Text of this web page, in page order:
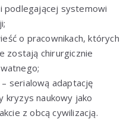
podlegającej systemowi
o pracownikach, których
zostają chirurgicznie
– serialową adaptację
kryzys naukowy jako
z obcą cywilizacją.